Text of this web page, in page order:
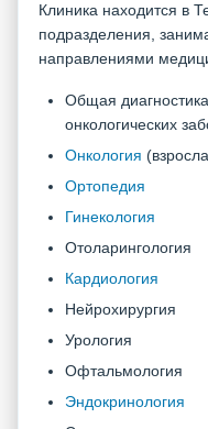
Клиника находится в
подразделения,
направлениями
Общая
онкологических
Онкология
Ортопедия
Гинекология
Отоларингология
Кардиология
Нейрохирургия
Урология
Офтальмология
Эндокринология